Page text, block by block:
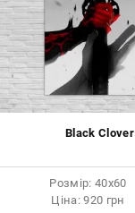
Black Clover
Розмір: 40x60
Ціна: 920 грн